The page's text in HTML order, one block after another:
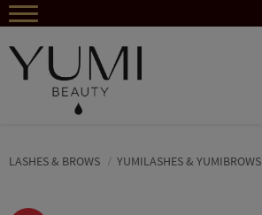
LASHES & BROWS YUMILASHES & YUMIBROWS